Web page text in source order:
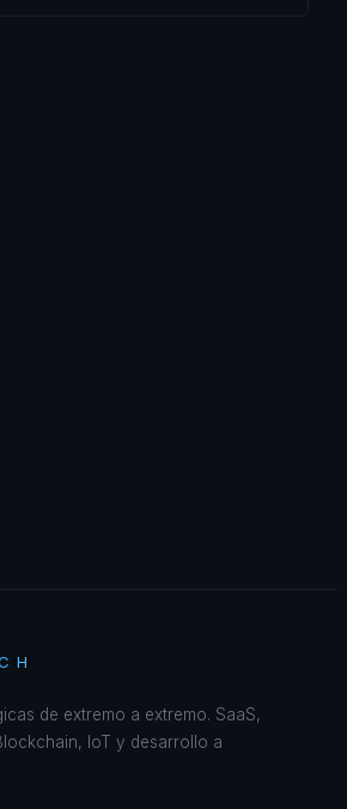
de extremo a extremo. SaaS,
IoT y desarrollo a